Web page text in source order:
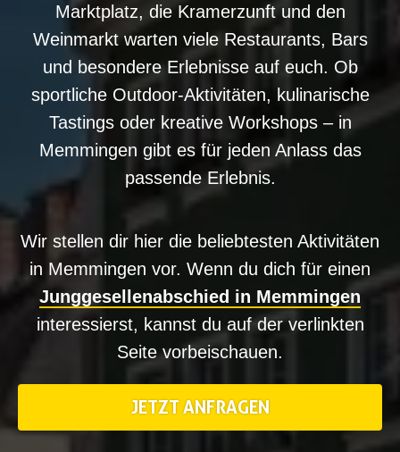
Marktplatz, die Kramerzunft und den
Weinmarkt warten viele Restaurants, Bars
und besondere Erlebnisse auf euch. Ob
sportliche Outdoor-Aktivitäten, kulinarische
Tastings oder kreative Workshops – in
Memmingen gibt es für jeden Anlass das
passende Erlebnis.
Wir stellen dir hier die beliebtesten Aktivitäten
in Memmingen vor. Wenn du dich für einen
Junggesellenabschied in Memmingen
interessierst, kannst du auf der verlinkten
Seite vorbeischauen.
JETZT ANFRAGEN